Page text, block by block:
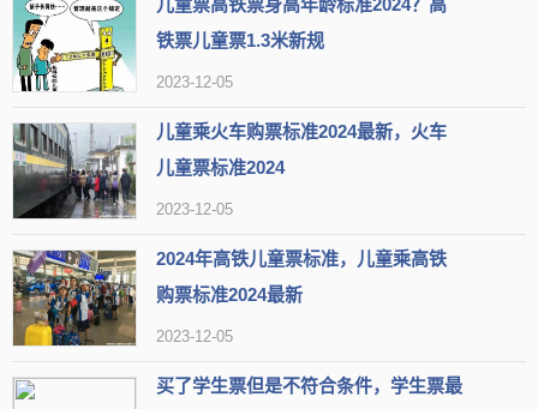
儿童票高铁票身高年龄标准2024？高
铁票儿童票1.3米新规
2023-12-05
儿童乘火车购票标准2024最新，火车
儿童票标准2024
2023-12-05
2024年高铁儿童票标准，儿童乘高铁
购票标准2024最新
2023-12-05
买了学生票但是不符合条件，学生票最